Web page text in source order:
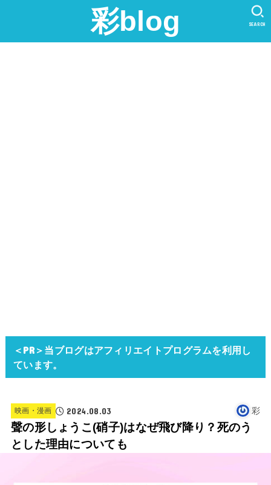
彩blog SEARCH
＜PR＞当ブログはアフィリエイトプログラムを利用し
ています。
映画・漫画 2024.08.03 彩
聲の形しょうこ(硝子)はなぜ飛び降り？死のう
とした理由についても